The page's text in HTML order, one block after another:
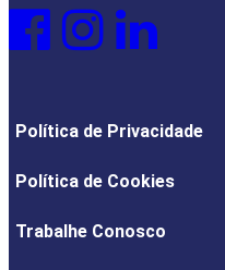
Política de Privacidade
Política de Cookies
Trabalhe Conosco